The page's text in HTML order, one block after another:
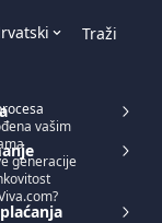
Traži
vašim
generacije